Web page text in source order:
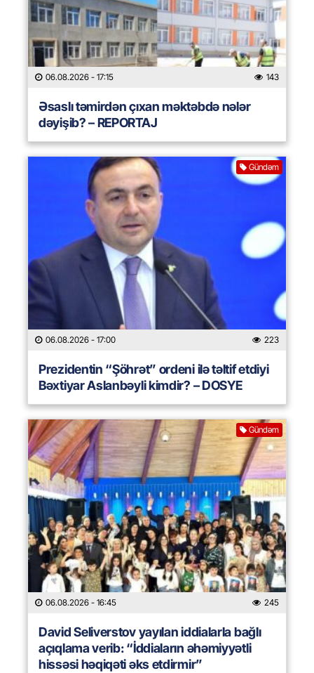
06.08.2026 - 17:15 143
Əsaslı təmirdən çıxan məktəbdə nələr
dəyişib? – REPORTAJ
Gündəm
06.08.2026 - 17:00 223
Prezidentin “Şöhrət” ordeni ilə təltif etdiyi
Bəxtiyar Aslanbəyli kimdir? – DOSYE
Gündəm
06.08.2026 - 16:45 245
David Seliverstov yayılan iddialarla bağlı
açıqlama verib: “İddiaların əhəmiyyətli
hissəsi həqiqəti əks etdirmir”